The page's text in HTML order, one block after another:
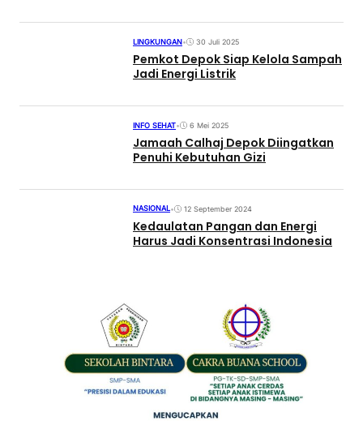
LINGKUNGAN• 30 Juli 2025
Pemkot Depok Siap Kelola Sampah
Jadi Energi Listrik
INFO SEHAT• 6 Mei 2025
Jamaah Calhaj Depok Diingatkan
Penuhi Kebutuhan Gizi
NASIONAL• 12 September 2024
Kedaulatan Pangan dan Energi
Harus Jadi Konsentrasi Indonesia